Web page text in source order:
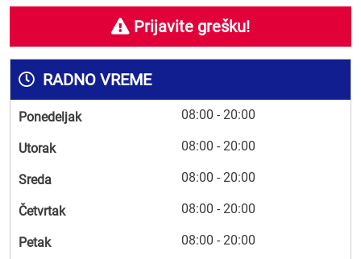
Prijavite grešku!
RADNO VREME
Ponedeljak 08:00 - 20:00
Utorak 08:00 - 20:00
Sreda 08:00 - 20:00
Četvrtak 08:00 - 20:00
Petak 08:00 - 20:00